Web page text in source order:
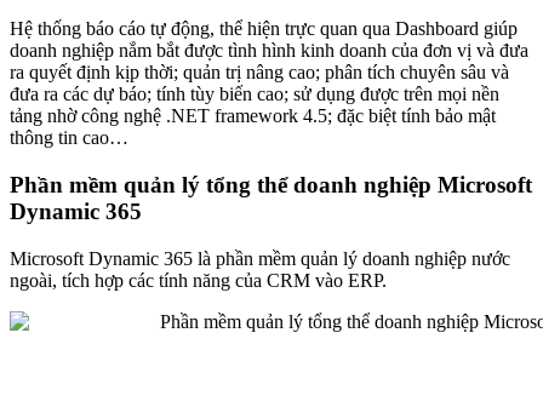
Hệ thống báo cáo tự động, thể hiện trực quan qua Dashboard giúp
doanh nghiệp nắm bắt được tình hình kinh doanh của đơn vị và đưa
ra quyết định kịp thời; quản trị nâng cao; phân tích chuyên sâu và
đưa ra các dự báo; tính tùy biến cao; sử dụng được trên mọi nền
tảng nhờ công nghệ .NET framework 4.5; đặc biệt tính bảo mật
thông tin cao…
Phần mềm quản lý tổng thể doanh nghiệp Microsoft
Dynamic 365
Microsoft Dynamic 365 là phần mềm quản lý doanh nghiệp nước
ngoài, tích hợp các tính năng của CRM vào ERP.